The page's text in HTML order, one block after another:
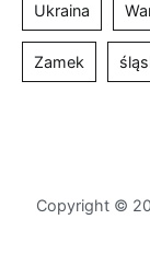
Ukraina
Zamek
Copyright ©